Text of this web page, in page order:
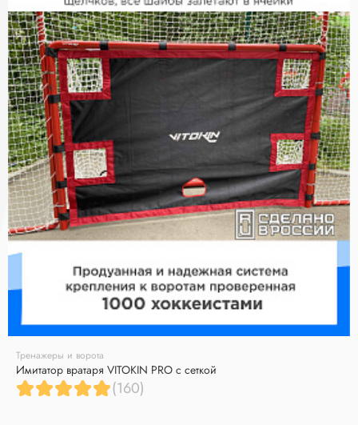
Тренажеры и ворота
Имитатор вратаря VITOKIN PRO с сеткой
(160)